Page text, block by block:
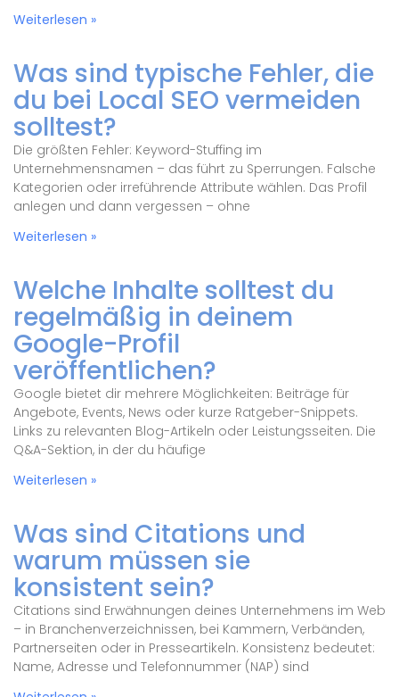
Weiterlesen »
Was sind typische Fehler, die
du bei Local SEO vermeiden
solltest?
Die größten Fehler: Keyword-Stuffing im
Unternehmensnamen – das führt zu Sperrungen. Falsche
Kategorien oder irreführende Attribute wählen. Das Profil
anlegen und dann vergessen – ohne
Weiterlesen »
Welche Inhalte solltest du
regelmäßig in deinem
Google-Profil
veröffentlichen?
Google bietet dir mehrere Möglichkeiten: Beiträge für
Angebote, Events, News oder kurze Ratgeber-Snippets.
Links zu relevanten Blog-Artikeln oder Leistungsseiten. Die
Q&A-Sektion, in der du häufige
Weiterlesen »
Was sind Citations und
warum müssen sie
konsistent sein?
Citations sind Erwähnungen deines Unternehmens im Web
– in Branchenverzeichnissen, bei Kammern, Verbänden,
Partnerseiten oder in Presseartikeln. Konsistenz bedeutet:
Name, Adresse und Telefonnummer (NAP) sind